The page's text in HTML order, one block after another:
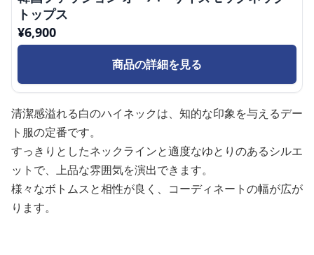
トップス
¥6,900
商品の詳細を見る
清潔感溢れる白のハイネックは、知的な印象を与えるデー
ト服の定番です。
すっきりとしたネックラインと適度なゆとりのあるシルエ
ットで、上品な雰囲気を演出できます。
様々なボトムスと相性が良く、コーディネートの幅が広が
ります。